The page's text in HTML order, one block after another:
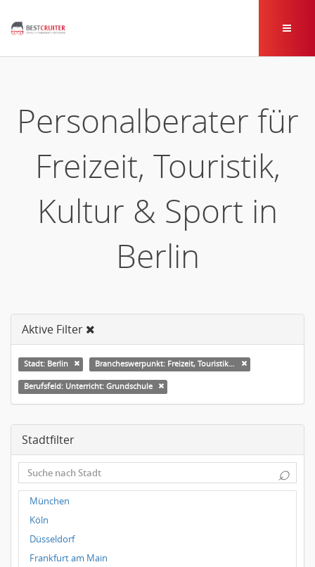
Personalberater für
Freizeit, Touristik,
Kultur & Sport in
Berlin
Aktive Filter
Stadt: Berlin Brancheswerpunkt: Freizeit, Touristik, Kultur & Sport
Berufsfeld: Unterricht: Grundschule
Stadtfilter
⌕
München
Köln
Düsseldorf
Frankfurt am Main